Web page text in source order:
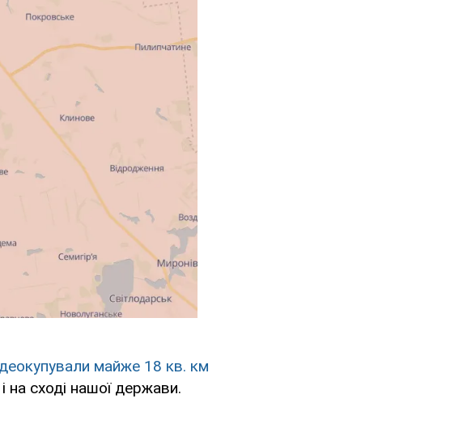
майже 18 кв. км
на сході нашої держави.